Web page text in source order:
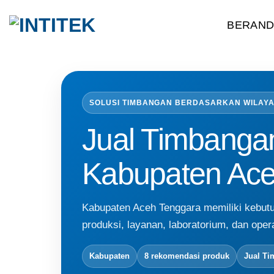
SOLUSI TIMBANGAN BERDASARKAN
Jual
Kabupaten
Kabupaten Aceh Tenggara memiliki
produksi, layanan, laboratorium, dan
Kabupaten 8 rekomendasi produk Jual